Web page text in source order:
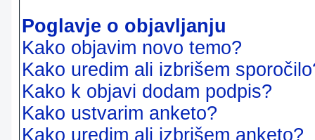
Poglavje o objavljanju
Kako objavim novo temo?
Kako uredim ali izbrišem
Kako k objavi dodam podpis?
Kako ustvarim anketo?
Kako uredim ali izbrišem anketo?